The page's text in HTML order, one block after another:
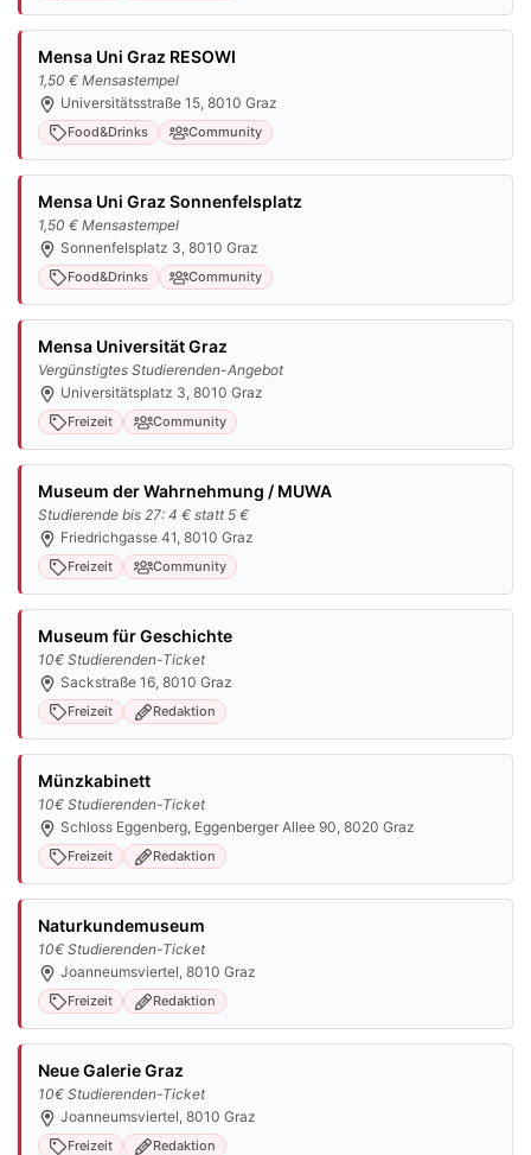
Mensa Uni Graz RESOWI
1,50 € Mensastempel
Universitätsstraße 15, 8010 Graz
Food&Drinks Community
Mensa Uni Graz Sonnenfelsplatz
1,50 € Mensastempel
Sonnenfelsplatz 3, 8010 Graz
Food&Drinks Community
Mensa Universität Graz
Vergünstigtes Studierenden-Angebot
Universitätsplatz 3, 8010 Graz
Freizeit Community
Museum der Wahrnehmung / MUWA
Studierende bis 27: 4 € statt 5 €
Friedrichgasse 41, 8010 Graz
Freizeit Community
Museum für Geschichte
10€ Studierenden-Ticket
Sackstraße 16, 8010 Graz
Freizeit Redaktion
Münzkabinett
10€ Studierenden-Ticket
Schloss Eggenberg, Eggenberger Allee 90, 8020 Graz
Freizeit Redaktion
Naturkundemuseum
10€ Studierenden-Ticket
Joanneumsviertel, 8010 Graz
Freizeit Redaktion
Neue Galerie Graz
10€ Studierenden-Ticket
Joanneumsviertel, 8010 Graz
Freizeit Redaktion